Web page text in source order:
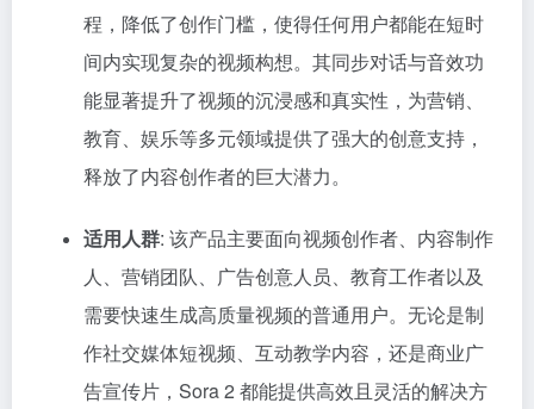
程，降低了创作门槛，使得任何用户都能在短时
间内实现复杂的视频构想。其同步对话与音效功
能显著提升了视频的沉浸感和真实性，为营销、
教育、娱乐等多元领域提供了强大的创意支持，
释放了内容创作者的巨大潜力。
适用人群: 该产品主要面向视频创作者、内容制作
人、营销团队、广告创意人员、教育工作者以及
需要快速生成高质量视频的普通用户。无论是制
作社交媒体短视频、互动教学内容，还是商业广
告宣传片，Sora 2 都能提供高效且灵活的解决方